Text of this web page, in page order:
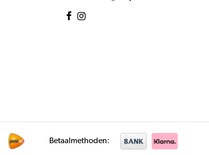
Betaalmethoden: